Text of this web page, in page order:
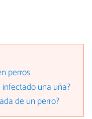
perros
una uña?
de un perro?